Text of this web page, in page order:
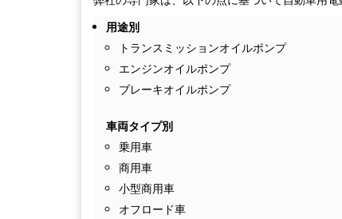
用途別
トランスミッションオイルポンプ
エンジンオイルポンプ
ブレーキオイルポンプ
車両タイプ別
乗用車
商用車
小型商用車
オフロード車